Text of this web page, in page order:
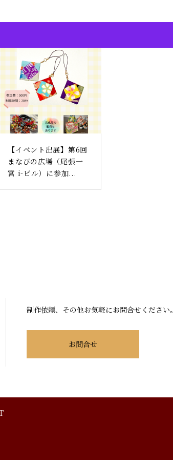
【イベント出展】第6回
まなびの広場（尾張一
宮 i-ビル）に参加...
制作依頼、その他お気軽にお問合せください。
お問合せ